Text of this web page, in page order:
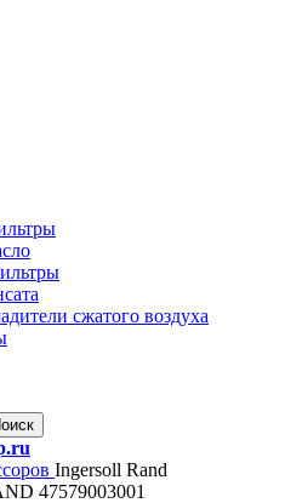
сжатого воздуха
Ingersoll Rand
47579003001